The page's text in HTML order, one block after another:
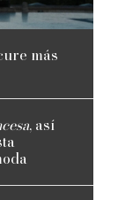
más
, así